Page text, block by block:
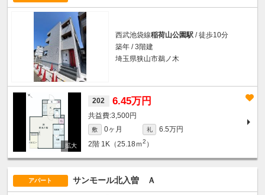
西武池袋線稲荷山公園駅 / 徒歩10分
築年 / 3階建
埼玉県狭山市鵜ノ木
202 6.45万円
3,500円
敷 0ヶ月 礼
6.5万円
2階 1K（25.18ｍ2 ）
アパート サンモール北入曽 Ａ